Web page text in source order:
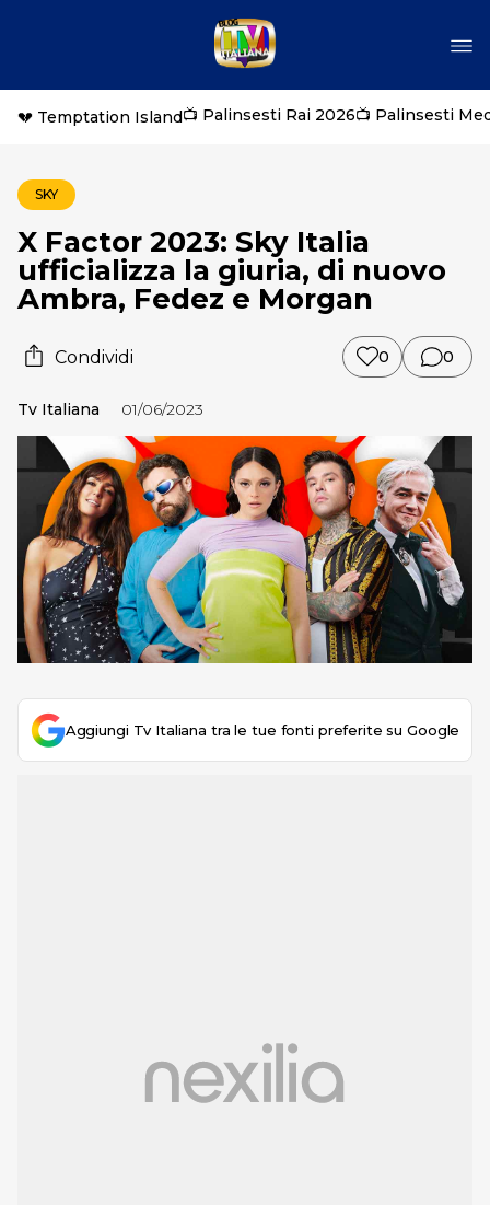
💔 Temptation Island📺 Palinsesti Rai 2026📺 Palinsesti
SKY
X Factor 2023: Sky Italia
ufficializza la giuria, di nuovo
Ambra, Fedez e Morgan
Condividi 0 0
Tv Italiana 01/06/2023
Aggiungi Tv Italiana tra le tue fonti preferite su Google